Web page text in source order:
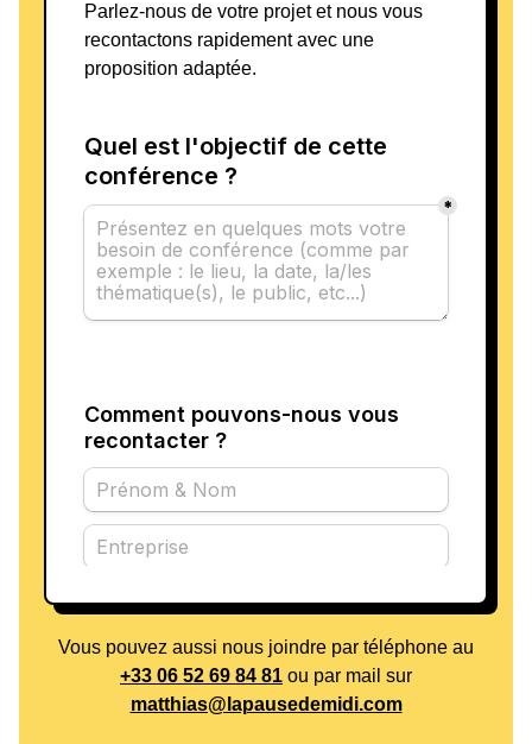
Parlez-nous de votre projet et nous vous
recontactons rapidement avec une
proposition adaptée.
Vous pouvez aussi nous joindre par téléphone au
+33 06 52 69 84 81 ou par mail sur
matthias@lapausedemidi.com